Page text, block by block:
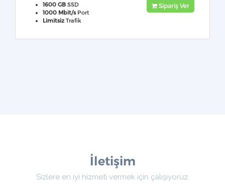
1600 GB SSD
1000 Mbit/sPort
Limitsiz Trafik
Sipariş Ver
İletişim
Sizlere en iyi hizmeti vermek için çalışıyoruz.